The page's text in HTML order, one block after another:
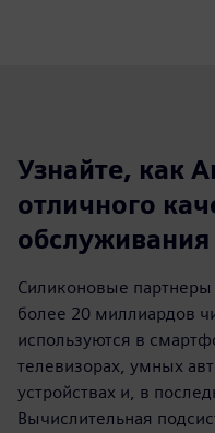
Узнайте, как
отличного
Силиконовые
более 20 миллиардов
используются в
телевизорах, умных
устройствах и, в
Вычислительная